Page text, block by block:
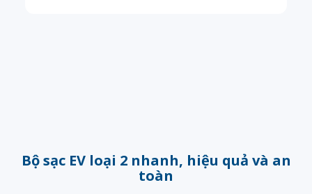
Bộ sạc EV loại 2 nhanh, hiệu quả và an
toàn